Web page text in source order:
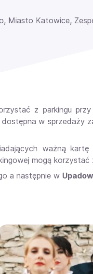
Miasto Katowice,
z parkingu przy
w sprzedaży
ważną kartę
mogą korzystać
a następnie w